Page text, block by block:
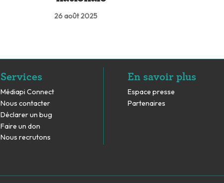
26 août 2025
Services
Médiapi Connect
Nous contacter
Déclarer un bug
Faire un don
Nous recrutons
En savoir plus
Espace presse
Partenaires